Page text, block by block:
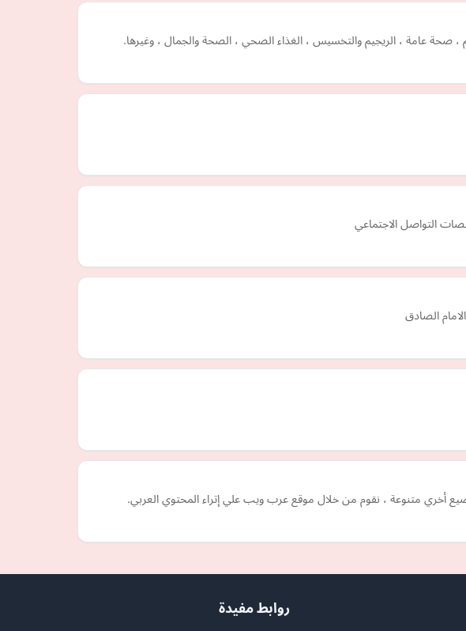
صحة عامة ، الريجيم والتخسيس ، الغذاء الصحي ، الصحة والجمال ، وغيرها.
التواصل الاجتماعي
الصادق
أخري متنوعة ، نقوم من خلال موقع عرب ويب علي إتراء المحتوي العربي.
روابط مفيدة